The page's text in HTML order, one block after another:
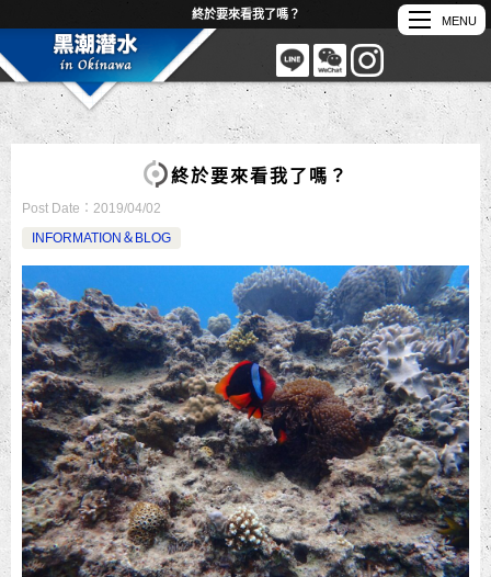
終於要來看我了嗎？
終於要來看我了嗎？
Post Date： 2019/04/02
INFORMATION＆BLOG